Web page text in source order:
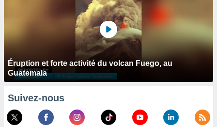
Éruption et forte activité du volcan Fuego, au
Guatemala
Suivez-nous